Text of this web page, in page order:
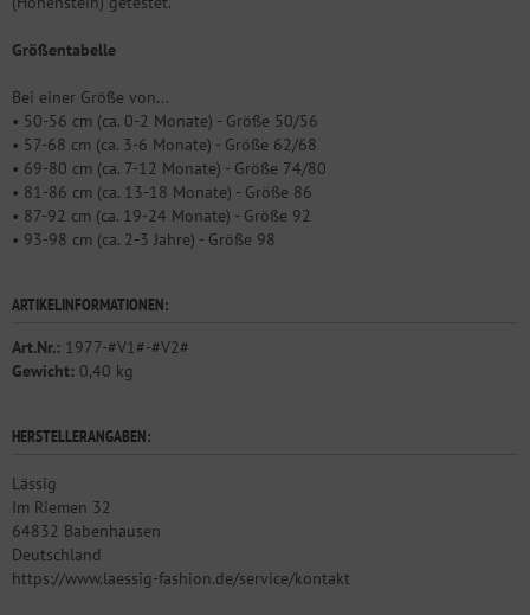
Größentabelle
Bei einer Größe von...
• 50-56 cm (ca. 0-2 Monate) - Größe 50/56
• 57-68 cm (ca. 3-6 Monate) - Größe 62/68
• 69-80 cm (ca. 7-12 Monate) - Größe 74/80
• 81-86 cm (ca. 13-18 Monate) - Größe 86
• 87-92 cm (ca. 19-24 Monate) - Größe 92
• 93-98 cm (ca. 2-3 Jahre) - Größe 98
ARTIKELINFORMATIONEN:
Art.Nr.: 1977-#V1#-#V2#
Gewicht: 0,40 kg
HERSTELLERANGABEN:
Lässig
Im Riemen 32
64832 Babenhausen
Deutschland
https://www.laessig-fashion.de/service/kontakt